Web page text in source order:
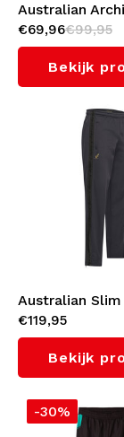
Australian
Broek (Black/
€69,96€99,95
Bekijk
Australian
met Shadow
(Black)
€119,95
Bekijk
-30%